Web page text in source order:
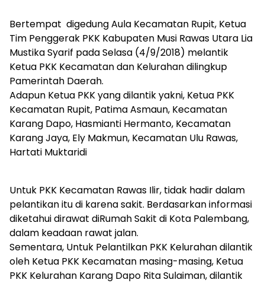
Bertempat digedung Aula Kecamatan Rupit, Ketua
Tim Penggerak PKK Kabupaten Musi Rawas Utara Lia
Mustika Syarif pada Selasa (4/9/2018) melantik
Ketua PKK Kecamatan dan Kelurahan dilingkup
Pamerintah Daerah.
Adapun Ketua PKK yang dilantik yakni, Ketua PKK
Kecamatan Rupit, Patima Asmaun, Kecamatan
Karang Dapo, Hasmianti Hermanto, Kecamatan
Karang Jaya, Ely Makmun, Kecamatan Ulu Rawas,
Hartati Muktaridi
Untuk PKK Kecamatan Rawas Ilir, tidak hadir dalam
pelantikan itu di karena sakit. Berdasarkan informasi
diketahui dirawat diRumah Sakit di Kota Palembang,
dalam keadaan rawat jalan.
Sementara, Untuk Pelantilkan PKK Kelurahan dilantik
oleh Ketua PKK Kecamatan masing-masing, Ketua
PKK Kelurahan Karang Dapo Rita Sulaiman, dilantik